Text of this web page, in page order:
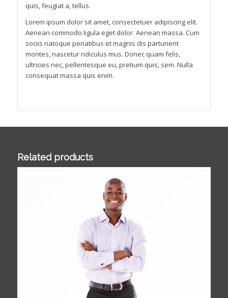
quis, feugiat a, tellus.
Lorem ipsum dolor sit amet, consectetuer adipiscing elit.
Aenean commodo ligula eget dolor. Aenean massa. Cum
sociis natoque penatibus et magnis dis parturient
montes, nascetur ridiculus mus. Donec quam felis,
ultricies nec, pellentesque eu, pretium quis, sem. Nulla
consequat massa quis enim.
Related products